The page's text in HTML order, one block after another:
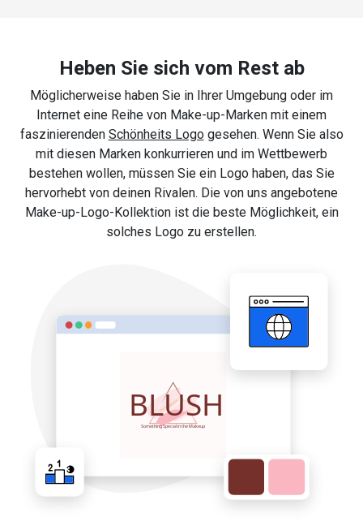
Heben Sie sich vom Rest ab
Möglicherweise haben Sie in Ihrer Umgebung oder im
Internet eine Reihe von Make-up-Marken mit einem
faszinierenden Schönheits Logogesehen. Wenn Sie also
mit diesen Marken konkurrieren und im Wettbewerb
bestehen wollen, müssen Sie ein Logo haben, das Sie
hervorhebt von deinen Rivalen. Die von uns angebotene
Make-up-Logo-Kollektion ist die beste Möglichkeit, ein
solches Logo zu erstellen.